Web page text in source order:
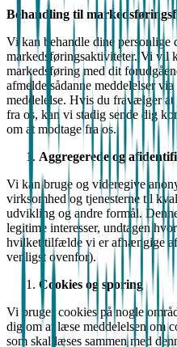
Behandling til
Vi kan behandle dine personlige
markedsføringsaktiviteter. Vi vil
markedsføring med dit
afmelde sådanne meddelelser
meddelelse. Hvis du fravælger at
fra os, kan vi stadig sende dig
om at modtage fra os.
Aggregerede og
Vi kan bruge og videregive
virksomhed og tjenesterne til
udvikling og andre formål.
legitime interesser, undtagen
hvilket tilfælde vi er afhængige
venligst ovenfor).
Cookies og sporing
Vi bruger cookies på nogle
dig om at læse meddelelsen om
som skal læses sammen med